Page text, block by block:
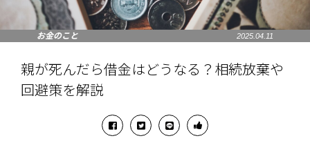
お金のこと 2025.04.11
親が死んだら借金はどうなる？相続放棄や
回避策を解説